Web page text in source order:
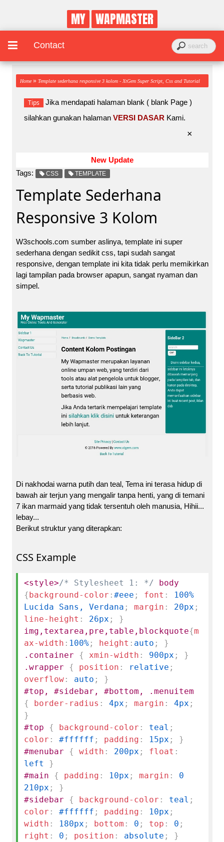
MY WAPMASTER
Contact
Home » Template sederhana responsive 3 kolom - XtGem Super Script, Css and Tutorial
Tips
Jika mendapati halaman blank ( blank Page )
silahkan gunakan halaman VERSI DASAR Kami.
×
New Update
Tags:
CSS TEMPLATE
Template Sederhana
Responsive 3 Kolom
W3schools.com sumber aslinya, template ini super
sederhana dengan sedikit css, tapi sudah sangat
responsive, dengan template ini kita tidak perlu memikirkan
lagi tampilan pada browser apapun, sangat nyaman dan
simpel.
Di nakhodai warna putih dan teal, Tema ini terasa hidup di
bawah air terjun yang mengalir tanpa henti, yang di temani
7 ikan marmaid yang tidak tersentuh oleh manusia, Hihii...
lebay...
Berikut struktur yang diterapkan:
CSS Example
<style>/* Stylesheet 1: */ body
{background-color : #eee ; font :
100%
Lucida Sans, Verdana ; margin : 20px ;
line-height : 26px ;
}
img,textarea,pre,table,blockquote{m
ax-width : 100%; height : auto ;
}
.container { xmin-width : 900px ;
}
.wrapper { position : relative ;
overflow: auto ;
}
#top, #sidebar, #bottom, .menuitem
{ border-radius : 4px ; margin : 4px ;
}
#top { background-color : teal ;
color : #ffffff ; padding : 15px ;
}
#menubar { width : 200px ; float :
left }
#main { padding : 10px ; margin :
0
210px ;
}
#sidebar { background-color : teal ;
color : #ffffff ; padding : 10px ;
width : 180px ; bottom : 0 ; top : 0 ;
right : 0 ; position : absolute ;
}